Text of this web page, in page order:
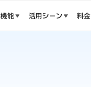
機能 活用シーン 料金